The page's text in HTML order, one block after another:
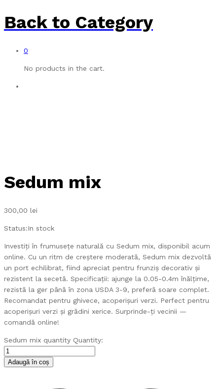
Back to Category
0
No products in the cart.
Sedum mix
300,00 lei
Status:In stock
Investiți în frumusețe naturală cu Sedum mix, disponibil acum
online. Cu un ritm de creștere moderată, Sedum mix dezvoltă
un port echilibrat, fiind apreciat pentru frunziș decorativ și
rezistent la secetă. Specificații: ajunge la 0.05-0.4m înălțime,
rezistă la ger până în zona USDA 3-9, preferă soare complet.
Recomandat pentru ghivece, acoperișuri verzi. Perfect pentru
acoperișuri verzi și grădini xerice. Surprinde-ți vecinii —
comandă online!
Sedum mix quantity Quantity:
Adaugă în coș